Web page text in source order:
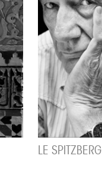
LE SPITZBERG